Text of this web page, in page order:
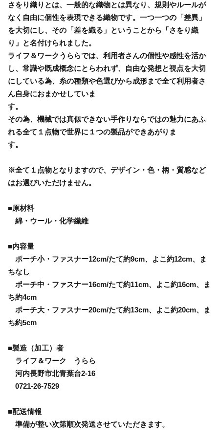
さをり織りとは、一般的な織物とは異なり、規則やルールが
なく自由に個性を表現できる織物です。一つ一つの「差異」
を大切にし、その「差を織る」ということから「さをり織
り」と名付けられました。
ライフ＆ワークうららでは、利用者さんの個性や感性を活か
し、常識や既成概念にとらわれず、自由な発想と視点を大切
にしている為、糸の種類や色選びから成形まで全て利用者さ
ん自身におまかせしていま
その為、機械では真似できない手作りならではの魅力にあふ
れる全て１点物で世界に１つの製品ができあがりま
※全て１点物となりますので、デザイン・色・柄・質感など
はお選びいただけません。
■原材料
綿・ウール・化学繊維
■内容量
ポーチ小・ファスナー12cm/たて約9cm、よこ約12cm、ま
ちなし
ポーチ中・ファスナー16cm/たて約11cm、よこ約16cm、ま
ち約4cm
ポーチ大・ファスナー20cm/たて約13cm、よこ約20cm、ま
ち約5cm
■製造（加工）者
ライフ＆ワーク うらら
河内長野市北青葉台2-16
0721-26-7529
■配送情報
準備が整い次第順次発送させていただきます。